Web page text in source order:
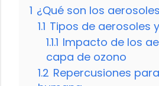
1 ¿Qué son los
1.1 Tipos de aerosoles
1.1.1 Impacto de los
capa de ozono
1.2 Repercusiones